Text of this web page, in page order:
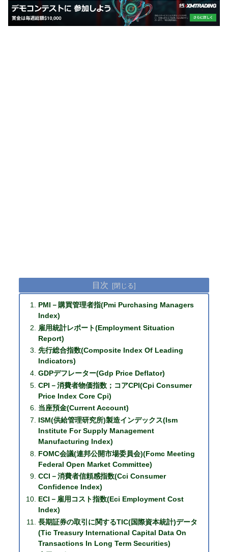
目次
PMI－購買管理者指(Pmi Purchasing Managers
Index)
雇用統計レポート(Employment Situation
Report)
先行総合指数(Composite Index Of Leading
Indicators)
GDPデフレーター(Gdp Price Deflator)
CPI－消費者物価指数；コアCPI(Cpi Consumer
Price Index Core Cpi)
当座預金(Current Account)
ISM(供給管理研究所)製造インデックス(Ism
Institute For Supply Management
Manufacturing Index)
FOMC会議(連邦公開市場委員会)(Fomc Meeting
Federal Open Market Committee)
CCI－消費者信頼感指数(Cci Consumer
Confidence Index)
ECI－雇用コスト指数(Eci Employment Cost
Index)
長期証券の取引に関するTIC(国際資本統計)データ
(Tic Treasury International Capital Data On
Transactions In Long Term Securities)